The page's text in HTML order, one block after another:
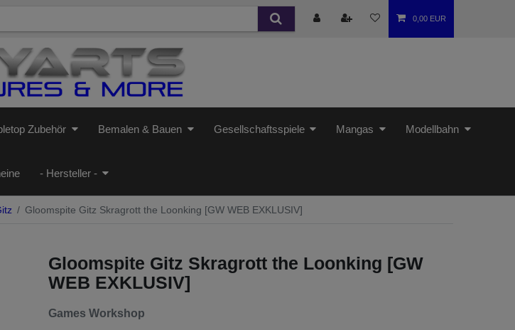
0,00 EUR
Zubehör Bemalen & Bauen Gesellschaftsspiele Mangas Modellbahn
- Hersteller -
Gloomspite Gitz Skragrott the Loonking [GW WEB EXKLUSIV]
Gloomspite Gitz Skragrott the Loonking [GW
WEB EXKLUSIV]
Games Workshop